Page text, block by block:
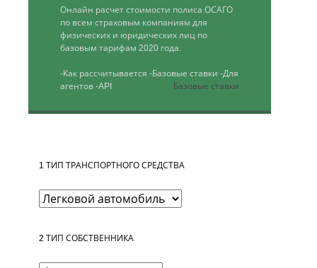
Онлайн расчет стоимости полиса ОСАГО
по всем страховым компаниям для
физических и юридических лиц по
базовым тарифам 2020 года.
-Как рассчитывается -Базовые ставки -Для
агентов-API Базовые ставки
1 ТИП ТРАНСПОРТНОГО СРЕДСТВА
2 ТИП СОБСТВЕННИКА